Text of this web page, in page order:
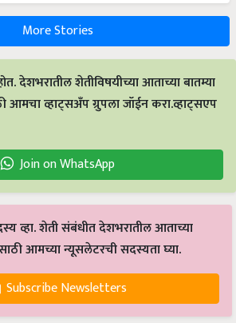
More Stories
देशभरातील शेतीविषयीच्या आताच्या बातम्या
आमचा व्हाट्सअँप ग्रुपला जॉईन करा.व्हाट्सएप
Join on WhatsApp
व्हा. शेती संबंधीत देशभरातील आताच्या
आमच्या न्यूसलेटरची सदस्यता घ्या.
Subscribe Newsletters